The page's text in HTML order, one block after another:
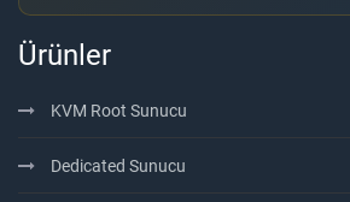
Ürünler
KVM Root Sunucu
Dedicated Sunucu